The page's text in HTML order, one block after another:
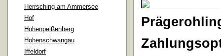
Herrsching am Ammersee
Hof
Hohenpeißenberg
Hohenschwangau
Iffeldorf